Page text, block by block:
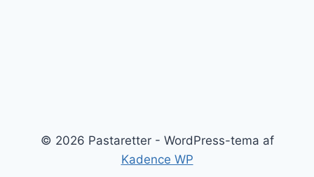
© 2026 Pastaretter - WordPress-tema af
Kadence WP